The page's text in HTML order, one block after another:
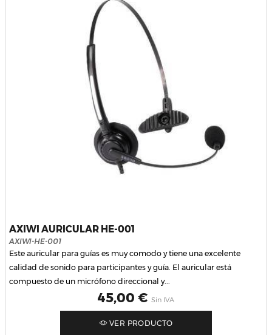
AXIWI AURICULAR HE-001
AXIWI-HE-001
Este auricular para guías es muy comodo y tiene una excelente
calidad de sonido para participantes y guía. El auricular está
compuesto de un micrófono direccional y...
Precio
45,00 € Sin IVA
VER PRODUCTO